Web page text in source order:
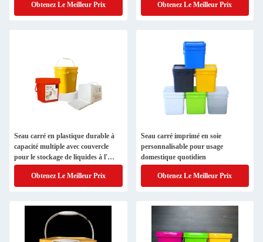
Obtenez Le Meilleur Prix Obtenez Le Meilleur Prix
Seau carré en plastique durable à
capacité multiple avec couvercle
pour le stockage de liquides à l'
intérieur et à l' extérieur
Obtenez Le Meilleur Prix
Seau carré imprimé en soie
personnalisable pour usage
domestique quotidien
Obtenez Le Meilleur Prix